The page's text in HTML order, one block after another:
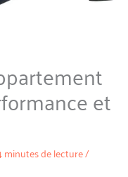
et
minutes de lecture/